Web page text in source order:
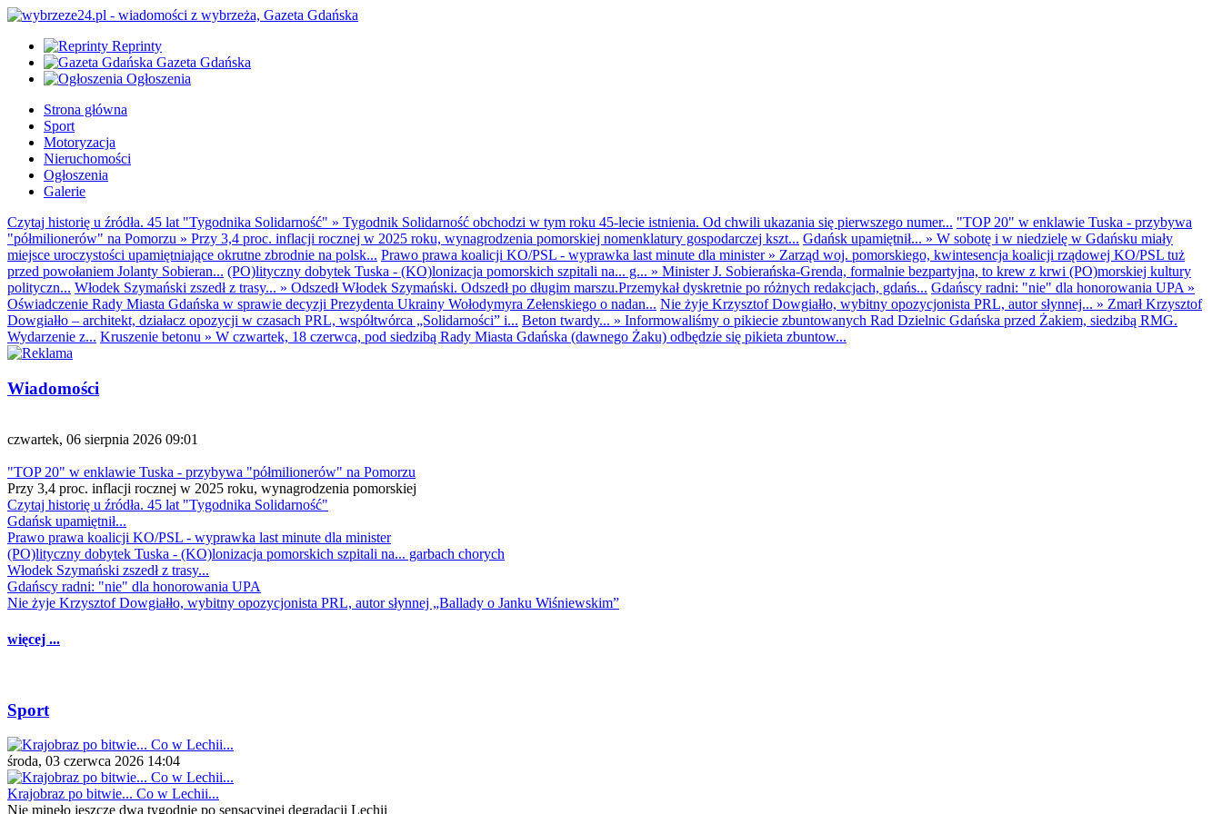
Reprinty
Gazeta Gdańska
Ogłoszenia
Strona główna
Sport
Motoryzacja
Nieruchomości
Ogłoszenia
Galerie
Czytaj historię u źródła. 45 lat "Tygodnika Solidarność" » Tygodnik Solidarność obchodzi w tym roku 45-lecie istnienia. Od chwili ukazania się pierwszego numer... "TOP 20" w enklawie Tuska - przybywa
"półmilionerów" na Pomorzu » Przy 3,4 proc. inflacji rocznej w 2025 roku, wynagrodzenia pomorskiej nomenklatury gospodarczej kszt... Gdańsk upamiętnił... » W sobotę i w niedzielę w Gdańsku miały
miejsce uroczystości upamiętniające okrutne zbrodnie na polsk... Prawo prawa koalicji KO/PSL - wyprawka last minute dla minister» Zarząd woj. pomorskiego, kwintesencja koalicji rządowej KO/PSL tuż
przed powołaniem Jolanty Sobieran... (PO)lityczny dobytek Tuska - (KO)lonizacja pomorskich szpitali na... g... » Minister J. Sobierańska-Grenda, formalnie bezpartyjna, to krew z krwi (PO)morskiej kultury
polityczn... Włodek Szymański zszedł z trasy... » Odszedł Włodek Szymański. Odszedł po długim marszu.Przemykał dyskretnie po różnych redakcjach, gdańs... Gdańscy radni: "nie" dla honorowania UPA »
Oświadczenie Rady Miasta Gdańska w sprawie decyzji Prezydenta Ukrainy Wołodymyra Zełenskiego o nadan... Nie żyje Krzysztof Dowgiałło, wybitny opozycjonista PRL, autor słynnej... » Zmarł Krzysztof
Dowgiałło – architekt, działacz opozycji w czasach PRL, współtwórca „Solidarności” i... Beton twardy... » Informowaliśmy o pikiecie zbuntowanych Rad Dzielnic Gdańska przed Żakiem, siedzibą RMG.
Wydarzenie z... Kruszenie betonu » W czwartek, 18 czerwca, pod siedzibą Rady Miasta Gdańska (dawnego Żaku) odbędzie się pikieta zbuntow...
Wiadomości
czwartek, 06 sierpnia 2026 09:01
"TOP 20" w enklawie Tuska - przybywa "półmilionerów" na Pomorzu
Przy 3,4 proc. inflacji rocznej w 2025 roku, wynagrodzenia pomorskiej
Czytaj historię u źródła. 45 lat "Tygodnika Solidarność"
Gdańsk upamiętnił...
Prawo prawa koalicji KO/PSL - wyprawka last minute dla minister
(PO)lityczny dobytek Tuska - (KO)lonizacja pomorskich szpitali na... garbach chorych
Włodek Szymański zszedł z trasy...
Gdańscy radni: "nie" dla honorowania UPA
Nie żyje Krzysztof Dowgiałło, wybitny opozycjonista PRL, autor słynnej „Ballady o Janku Wiśniewskim”
więcej ...
Sport
środa, 03 czerwca 2026 14:04
Krajobraz po bitwie... Co w Lechii...
Nie minęło jeszcze dwa tygodnie po sensacyjnej degradacji Lechii